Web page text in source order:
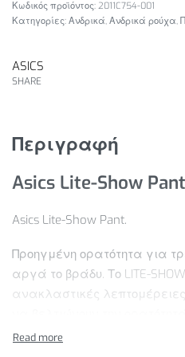
2011C754-001
Κατηγορίες: Ανδρικά, Ανδρικά ρούχα,
ASICS
SHARE
Περιγραφή
Asics Lite-Show Pant
Asics Lite-Show Pant.
Προηγμένη ορατότητα για
αργά το βράδυ. Το LITE-
ανακλαστικές
χαμηλού φωτισμού.